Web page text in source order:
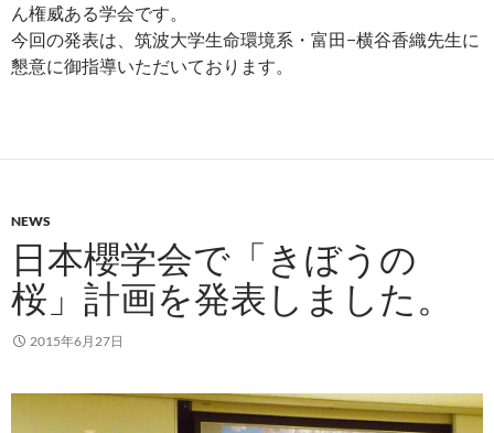
ん権威ある学会です。
今回の発表は、筑波大学生命環境系・富田−横谷香織先生に
懇意に御指導いただいております。
NEWS
日本櫻学会で「きぼうの
桜」計画を発表しました。
2015年6月27日